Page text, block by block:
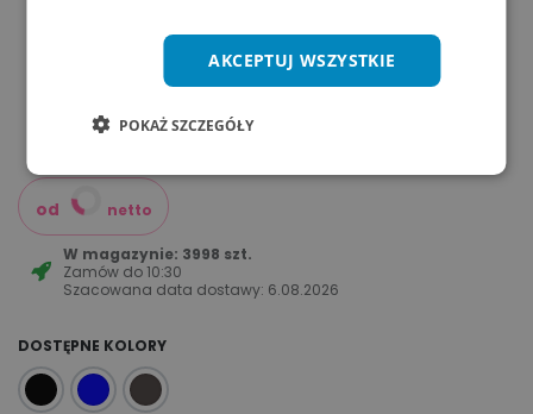
od netto
W magazynie: 3998 szt.
Zamów do10:30
Szacowana data dostawy: 6.08.2026
DOSTĘPNE KOLORY
AKCEPTUJ WSZYSTKIE
POKAŻ SZCZEGÓŁY